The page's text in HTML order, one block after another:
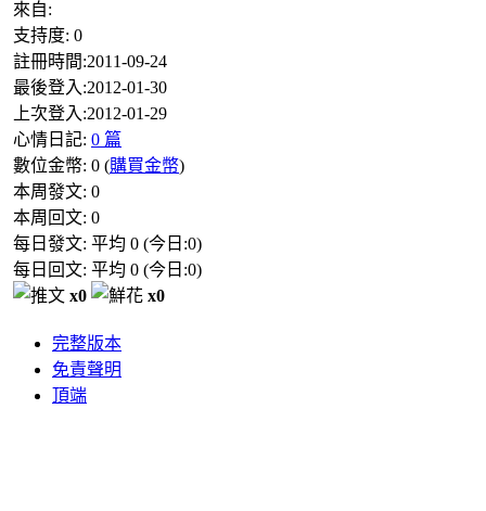
來自:
支持度: 0
註冊時間:2011-09-24
最後登入:2012-01-30
上次登入:2012-01-29
心情日記: 0 篇
數位金幣: 0 (購買金幣)
本周發文: 0
本周回文: 0
每日發文: 平均 0 (今日:0)
每日回文: 平均 0 (今日:0)
x0
x0
完整版本
免責聲明
頂端